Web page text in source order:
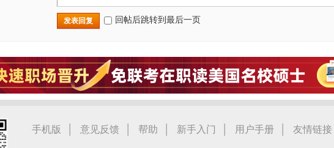
发表回复 回帖后跳转到最后一页
手机版 | 意见反馈 | 帮助 | 新手入门 | 用户手册 | 友情链接